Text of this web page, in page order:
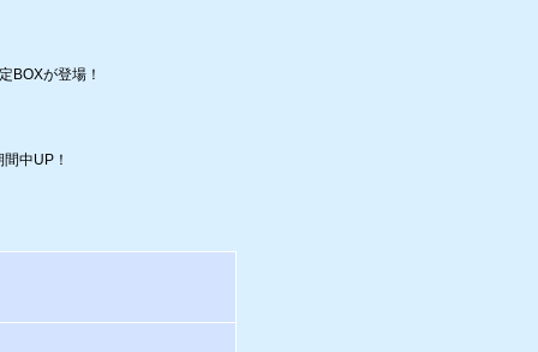
BOXが登場！
中UP！